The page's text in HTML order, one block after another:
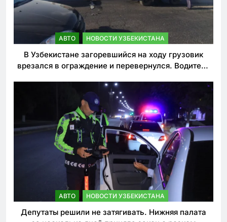
АВТО НОВОСТИ УЗБЕКИСТАНА
В Узбекистане загоревшийся на ходу грузовик
врезался в ограждение и перевернулся. Водитель
АВТО НОВОСТИ УЗБЕКИСТАНА
Депутаты решили не затягивать. Нижняя палата